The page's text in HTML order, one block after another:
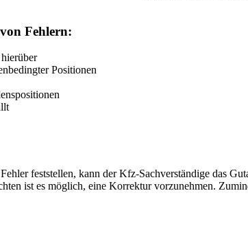
Fehlern:
Positionen
feststellen, kann der Kfz-Sachverständige das
ist es möglich, eine Korrektur vorzunehmen.